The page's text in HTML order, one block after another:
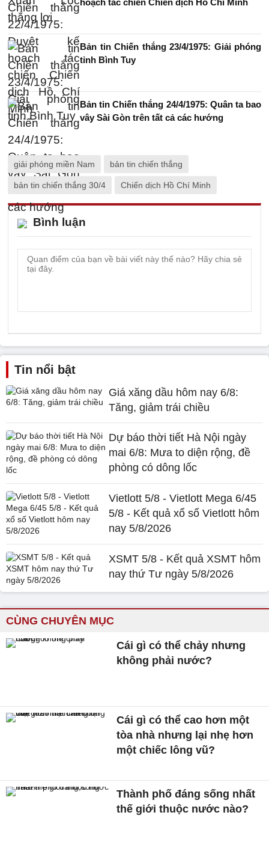
hoạch tác chiến Chiến dịch Hồ Chí Minh
Bản tin Chiến thắng 23/4/1975: Giải phóng
tỉnh Bình Tuy
Bản tin Chiến thắng 24/4/1975: Quân ta bao
vây Sài Gòn trên tất cả các hướng
giải phóng miền Nam bản tin chiến thắng
bản tin chiến thắng 30/4 Chiến dịch Hồ Chí Minh
Bình luận
Tin nổi bật
Giá xăng dầu hôm nay 6/8:
Tăng, giảm trái chiều
Dự báo thời tiết Hà Nội ngày
mai 6/8: Mưa to diện rộng, đề
phòng có dông lốc
Vietlott 5/8 - Vietlott Mega 6/45
5/8 - Kết quả xổ số Vietlott hôm
nay 5/8/2026
XSMT 5/8 - Kết quả XSMT hôm
nay thứ Tư ngày 5/8/2026
CÙNG CHUYÊN MỤC
Cái gì có thể chảy nhưng
không phải nước?
Cái gì có thể cao hơn một
tòa nhà nhưng lại nhẹ hơn
một chiếc lông vũ?
Thành phố đáng sống nhất
thế giới thuộc nước nào?